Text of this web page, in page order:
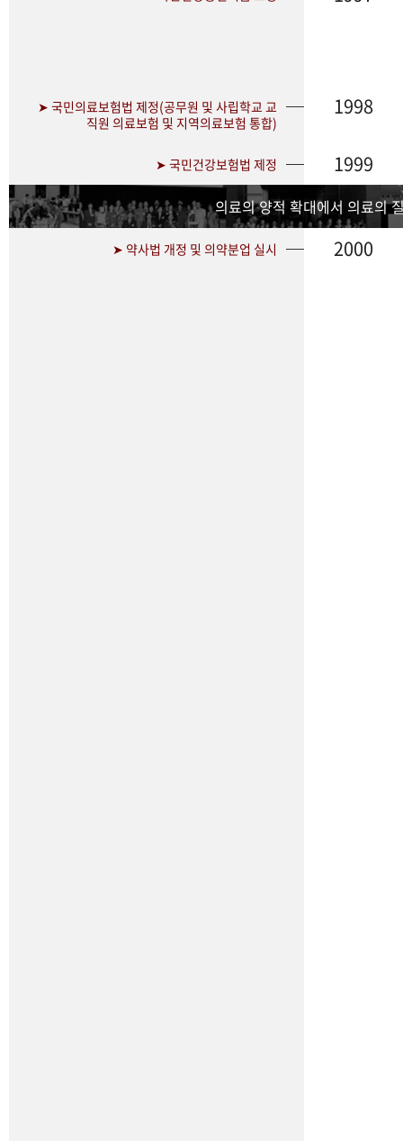
➤ 국민의료보험법 제정(공무원 및 사립학교 교
직원 의료보험 및 지역의료보험 통합)
1998
➤ 국민건강보험법 제정 1999
의료의 양적 확대에서 의료의
➤ 약사법 개정 및 의약분업 실시 2000